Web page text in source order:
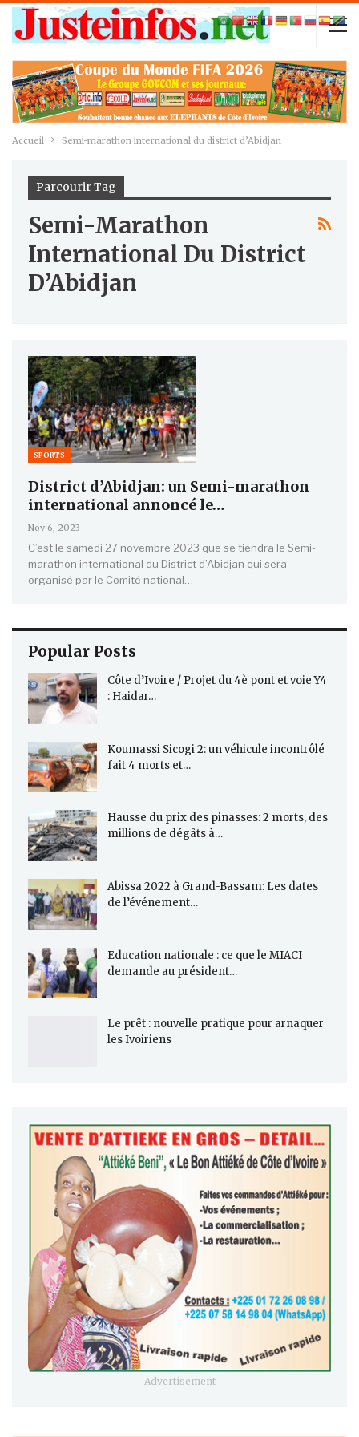
Accueil Semi-marathon international du district d’Abidjan
Parcourir Tag
Semi-Marathon
International Du District
D’Abidjan
SPORTS
District d’Abidjan: un Semi-marathon
international annoncé le…
Nov 6, 2023
C’est le samedi 27 novembre 2023 que se tiendra le Semi-
marathon international du District d’Abidjan qui sera
organisé par le Comité national…
Popular Posts
Côte d’Ivoire / Projet du 4è pont et voie Y4
: Haidar…
Koumassi Sicogi 2: un véhicule incontrôlé
fait 4 morts et…
Hausse du prix des pinasses: 2 morts, des
millions de dégâts à…
Abissa 2022 à Grand-Bassam: Les dates
de l’événement…
Education nationale : ce que le MIACI
demande au président…
Le prêt : nouvelle pratique pour arnaquer
les Ivoiriens
- Advertisement -